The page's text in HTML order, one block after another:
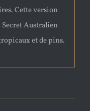
Cette version
Secret Australien
et de pins.